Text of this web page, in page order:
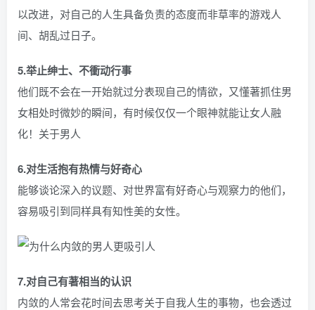
以改进，对自己的人生具备负责的态度而非草率的游戏人
间、胡乱过日子。
5.举止绅士、不衝动行事
他们既不会在一开始就过分表现自己的情欲，又懂著抓住男
女相处时微妙的瞬间，有时候仅仅一个眼神就能让女人融
化！关于男人
6.对生活抱有热情与好奇心
能够谈论深入的议题、对世界富有好奇心与观察力的他们，
容易吸引到同样具有知性美的女性。
7.对自己有著相当的认识
内敛的人常会花时间去思考关于自我人生的事物，也会透过